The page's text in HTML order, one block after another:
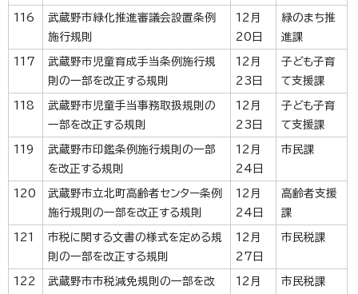
116
武蔵野市緑化推進審議会設置条例
施行規則
12月
20日
緑のまち推
進課
117
武蔵野市児童育成手当条例施行規
則の一部を改正する規則
12月
23日
子ども子育
て支援課
118
武蔵野市児童手当事務取扱規則の
一部を改正する規則
12月
23日
子ども子育
て支援課
119
武蔵野市印鑑条例施行規則の一部
を改正する規則
12月
24日
市民課
120
武蔵野市立北町高齢者センター条例
施行規則の一部を改正する規則
12月
24日
高齢者支援
課
121
市税に関する文書の様式を定める規
則の一部を改正する規則
12月
27日
市民税課
122
武蔵野市市税減免規則の一部を改
12月
市民税課